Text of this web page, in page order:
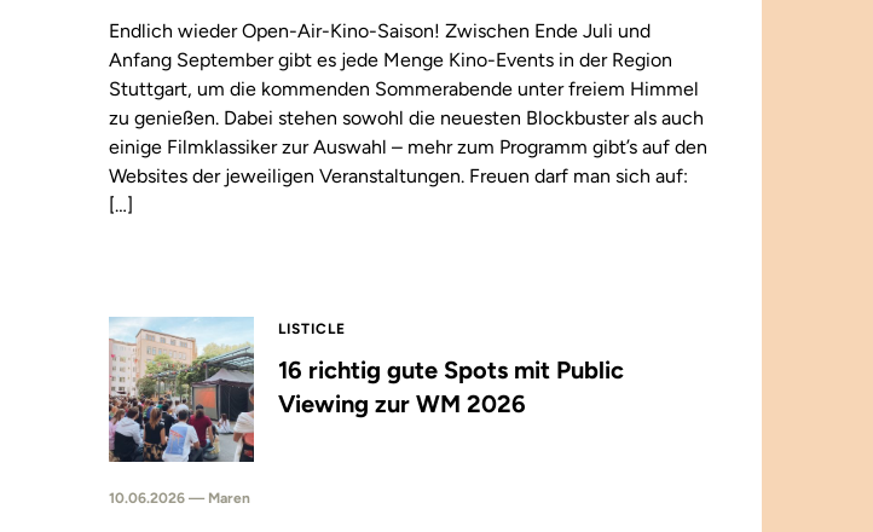
Endlich wieder Open-Air-Kino-Saison! Zwischen Ende Juli und
Anfang September gibt es jede Menge Kino-Events in der Region
Stuttgart, um die kommenden Sommerabende unter freiem Himmel
zu genießen. Dabei stehen sowohl die neuesten Blockbuster als auch
einige Filmklassiker zur Auswahl – mehr zum Programm gibt’s auf den
Websites der jeweiligen Veranstaltungen. Freuen darf man sich auf:
[…]
LISTICLE
16 richtig gute Spots mit Public
Viewing zur WM 2026
10.06.2026 — Maren